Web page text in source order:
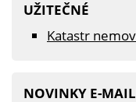
UŽITEČNÉ
Katastr
NOVINKY E-